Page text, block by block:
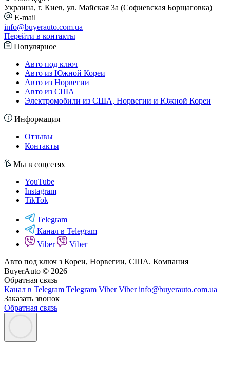
Украина, г. Киев, ул. Майская 3а (Софиевская Борщаговка)
E-mail
info@buyerauto.com.ua
Перейти в контакты
Популярное
Авто под ключ
Авто из Южной Кореи
Авто из Норвегии
Авто из США
Электромобили из США, Норвегии и Южной Кореи
Информация
Отзывы
Контакты
Мы в соцсетях
YouTube
Instagram
TikTok
Telegram
Канал в Telegram
Viber
Viber
Авто под ключ з Кореи, Норвегии, США. Компания
BuyerAuto © 2026
Обратная связь
Канал в Telegram Telegram Viber Viber info@buyerauto.com.ua
Заказать звонок
Обратная связь